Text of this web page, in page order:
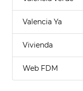
Valencia Ya
Vivienda
Web FDM